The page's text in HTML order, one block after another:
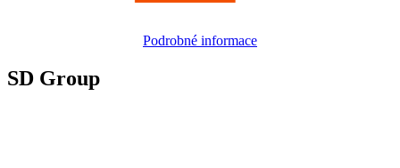
Podrobné informace
SD Group